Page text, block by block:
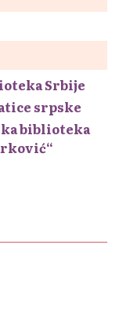
Srbije
srpske
biblioteka